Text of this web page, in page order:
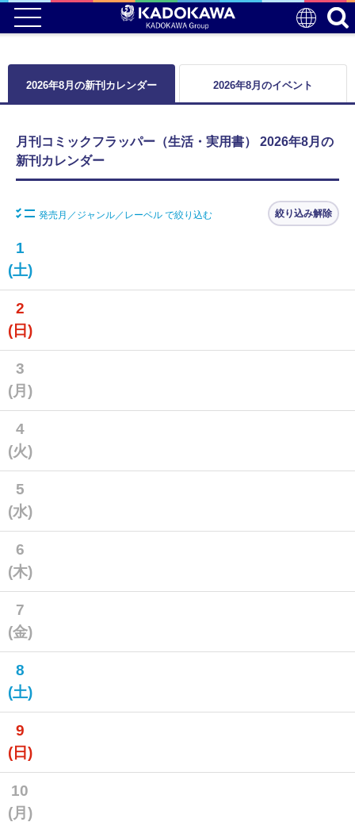
2026年8月の新刊カレンダー 2026年8月のイベント
月刊コミックフラッパー（生活・実用書） 2026年8月の
新刊カレンダー
発売月／ジャンル／レーベル で絞り込む 絞り込み解除
1
(土)
2
(日)
3
(月)
4
(火)
5
(水)
6
(木)
7
(金)
8
(土)
9
(日)
10
(月)